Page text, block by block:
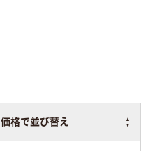
価格で並び替え